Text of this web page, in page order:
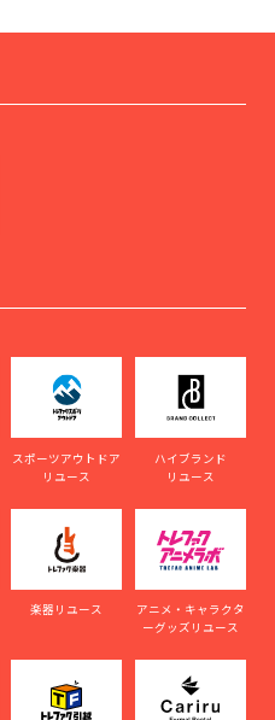
スポーツアウトドア
リユース
ハイブランド
リユース
楽器リユース
アニメ・キャラクタ
ーグッズリユース